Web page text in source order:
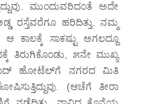
ಮುಂದುವರಿದಂತೆ ಅದೇ
ರಸ್ತೆವರೆಗೂ ಹರಿದಿತ್ತು. ನಮ್ಮ
ಕಾಲಕ್ಕೆ ಸಾಕಷ್ಟು ಅಗಲದ್ದೂ
ತಿರುಗಿಕೊಂಡು, ೫ನೇ ಮುಖ್ಯ
ಹೋಟೆಲ್‌ಗೆ ನಗರದ ಮಿತಿ
(ಆಚೆಗೆ ತೀರಾ